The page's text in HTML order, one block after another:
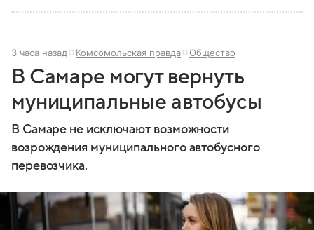
3 часа назад Комсомольская правда Общество
В Самаре могут вернуть
муниципальные автобусы
В Самаре не исключают возможности
возрождения муниципального автобусного
перевозчика.